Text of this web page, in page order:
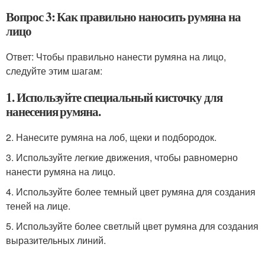
Вопрос 3: Как правильно наносить румяна на
лицо
Ответ: Чтобы правильно нанести румяна на лицо,
следуйте этим шагам:
1. Используйте специальный кисточку для
нанесения румяна.
2. Нанесите румяна на лоб, щеки и подбородок.
3. Используйте легкие движения, чтобы равномерно
нанести румяна на лицо.
4. Используйте более темный цвет румяна для создания
теней на лице.
5. Используйте более светлый цвет румяна для создания
выразительных линий.